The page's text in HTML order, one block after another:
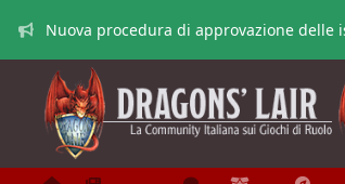
Nuova procedura di approvazione delle